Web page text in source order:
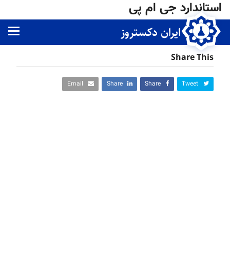
ایران دکستروز
استاندارد جی ام پی
ژوئن 15, 2021 Amir Ghazi
Share This
Tweet
Share
Share
Email